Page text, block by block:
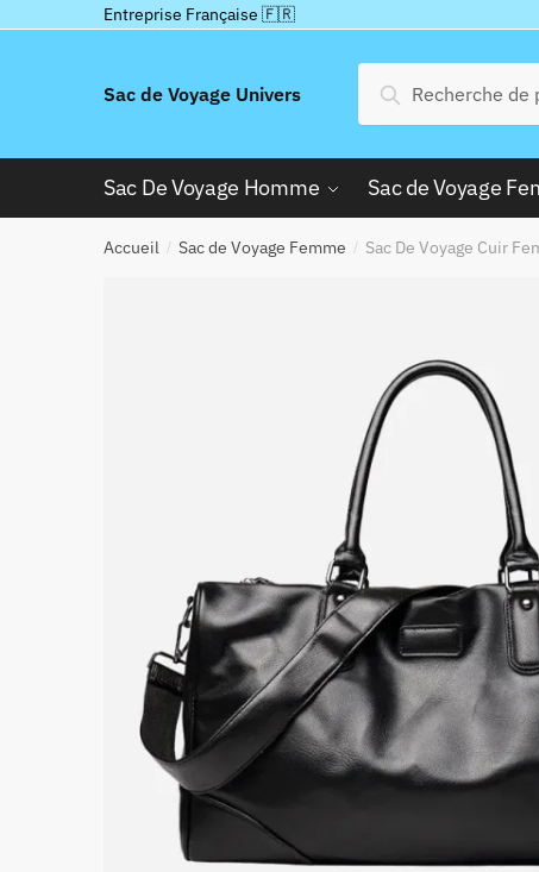
Entreprise Française 🇫🇷
Sac de Voyage Univers
pour :
Recherche
Sac De Voyage Homme Sac de Voyage
Accueil / Sac de Voyage Femme / Sac De Voyage Cuir